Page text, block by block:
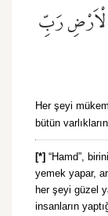
رَبِّ
Her şeyi
bütün
[*] “Hamd”,
yemek yapar,
her şeyi güzel
insanların